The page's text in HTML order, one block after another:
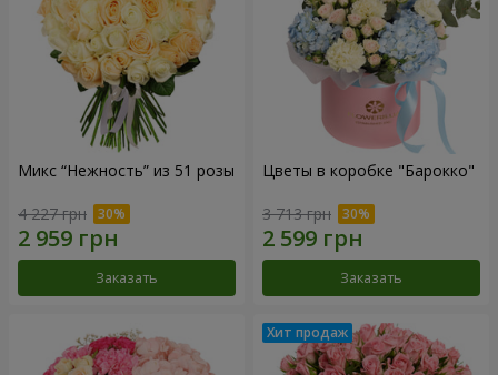
Микс “Нежность” из 51 розы
4 227 грн
Заказать
Цветы в коробке "Барокко"
3 713 грн
Заказать